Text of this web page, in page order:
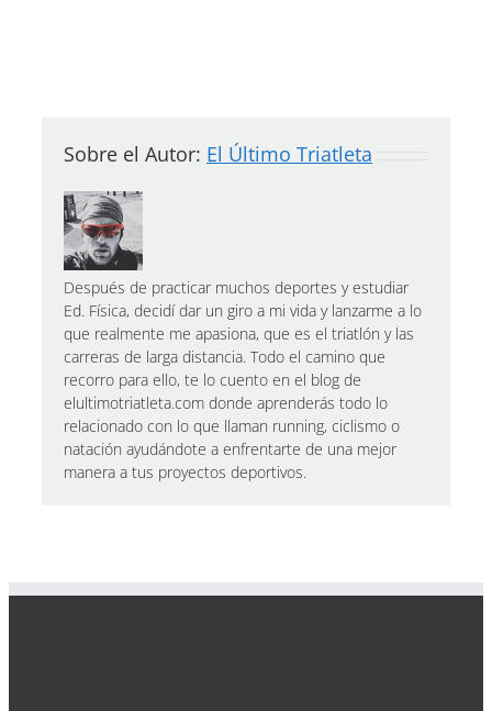
Sobre el Autor: El Último Triatleta
Después de practicar muchos deportes y estudiar
Ed. Física, decidí dar un giro a mi vida y lanzarme a lo
que realmente me apasiona, que es el triatlón y las
carreras de larga distancia. Todo el camino que
recorro para ello, te lo cuento en el blog de
elultimotriatleta.com donde aprenderás todo lo
relacionado con lo que llaman running, ciclismo o
natación ayudándote a enfrentarte de una mejor
manera a tus proyectos deportivos.